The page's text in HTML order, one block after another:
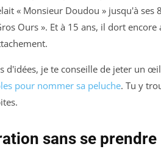
« Monsieur Doudou » jusqu'à ses
Ours ». Et à 15 ans, il dort encore
d'idées, je te conseille de jeter un
pour nommer sa peluche. Tu y
sans se prendre